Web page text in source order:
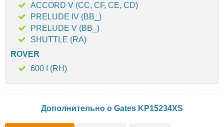
ACCORD V (CC, CF, CE, CD)
PRELUDE IV (BB_)
PRELUDE V (BB_)
SHUTTLE (RA)
ROVER
600 I (RH)
Дополнительно о Gates KP15234XS